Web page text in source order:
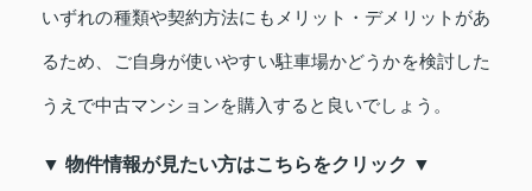
いずれの種類や契約方法にもメリット・デメリットがあ
るため、ご自身が使いやすい駐車場かどうかを検討した
うえで中古マンションを購入すると良いでしょう。
▼ 物件情報が見たい方はこちらをクリック ▼